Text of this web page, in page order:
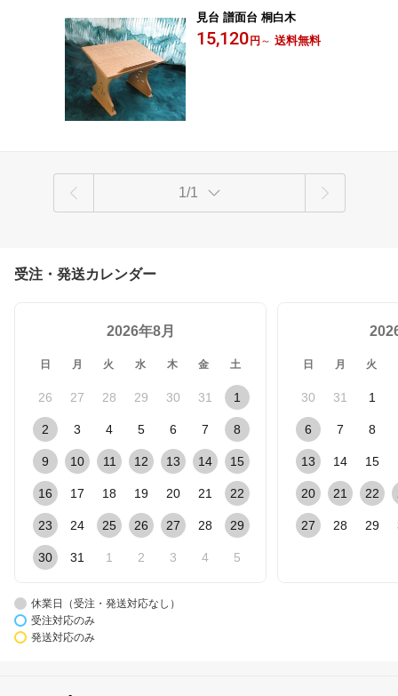
見台 譜面台 桐白木
15,120 円 ～ 送料無料
1/1
受注・発送カレンダー
2026年8月
日 月 火 水 木 金 土
26 27 28 29 30 31 1
2 3 4 5 6 7 8
9 10 11 12 13 14 15
16 17 18 19 20 21 22
23 24 25 26 27 28 29
30 31 1 2 3 4 5
日 月 火
30 31 1
6 7 8
13 14 15
20 21 22
27 28 29
休業日（受注・発送対応なし）
受注対応のみ
発送対応のみ